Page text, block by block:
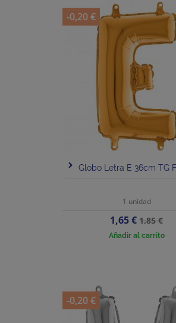
Globo Letra E 36cm TG
1 unidad
Precio
1,65 €Precio
base
1,85 €
Añadir al carrito
-0,20 €
-0,20 €